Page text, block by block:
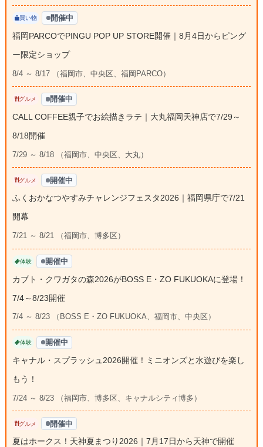
買い物 開催中
福岡PARCOでPINGU POP UP STORE開催｜8月4日からピング
ー限定ショップ
8/4 ～ 8/17 （福岡市、中央区、福岡PARCO）
グルメ 開催中
CALL COFFEE親子でお絵描きラテ｜大丸福岡天神店で7/29～
8/18開催
7/29 ～ 8/18 （福岡市、中央区、大丸）
グルメ 開催中
ふくおかなつやすみチャレンジフェスタ2026｜福岡県庁で7/21
開幕
7/21 ～ 8/21 （福岡市、博多区）
体験 開催中
カブト・クワガタの森2026がBOSS E・ZO FUKUOKAに登場！
7/4～8/23開催
7/4 ～ 8/23 （BOSS E・ZO FUKUOKA、福岡市、中央区）
体験 開催中
キャナル・スプラッシュ2026開催！ミニオンズと水遊びを楽し
もう！
7/24 ～ 8/23 （福岡市、博多区、キャナルシティ博多）
グルメ 開催中
夏はホークス！天神夏まつり2026｜7月17日から天神で開催